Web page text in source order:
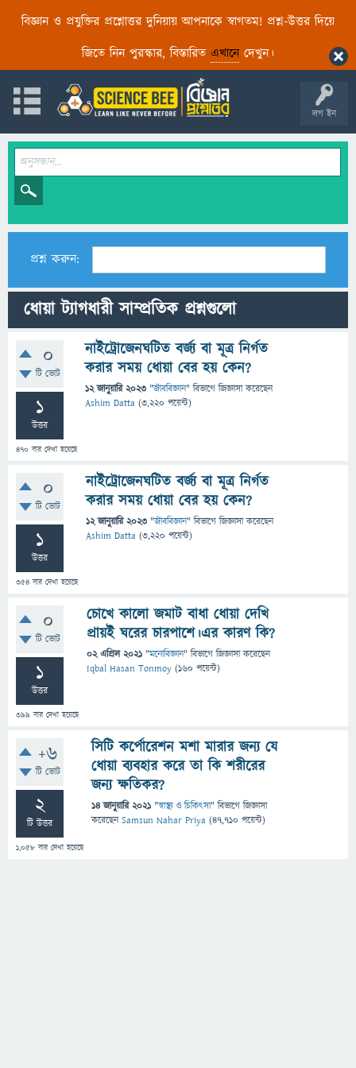
বিজ্ঞান ও প্রযুক্তির প্রশ্নোত্তর দুনিয়ায় আপনাকে স্বাগতম! প্রশ্ন-উত্তর দিয়ে
জিতে নিন পুরস্কার, বিস্তারিত এখানেদেখুন।
লগ ইন
প্রশ্ন করুন:
ধোয়া ট্যাগধারী সাম্প্রতিক প্রশ্নগুলো
0
টি ভোট
1
উত্তর
470 বার দেখা হয়েছে
নাইট্রোজেনঘটিত বর্জ্য বা মূত্র নির্গত
করার সময় ধোয়া বের হয় কেন?
12 জানুয়ারি 2023 "জীববিজ্ঞান" বিভাগে জিজ্ঞাসাকরেছেন
Ashim Datta (3,220 পয়েন্ট)
0
টি ভোট
1
উত্তর
354 বার দেখা হয়েছে
নাইট্রোজেনঘটিত বর্জ্য বা মূত্র নির্গত
করার সময় ধোয়া বের হয় কেন?
12 জানুয়ারি 2023 "জীববিজ্ঞান" বিভাগে জিজ্ঞাসাকরেছেন
Ashim Datta (3,220 পয়েন্ট)
0
টি ভোট
1
উত্তর
399 বার দেখা হয়েছে
চোখে কালো জমাট বাধা ধোয়া দেখি
প্রায়ই ঘরের চারপাশে।এর কারণ কি?
02 এপ্রিল 2021 "মনোবিজ্ঞান" বিভাগে জিজ্ঞাসাকরেছেন
Iqbal Hasan Tonmoy (160 পয়েন্ট)
+6
টি ভোট
2
টি উত্তর
1,058 বার দেখা হয়েছে
সিটি কর্পোরেশন মশা মারার জন্য যে
ধোয়া ব্যবহার করে তা কি শরীরের
জন্য ক্ষতিকর?
14 জানুয়ারি 2021 "স্বাস্থ্য ও চিকিৎসা" বিভাগে জিজ্ঞাসা
করেছেনSamsun Nahar Priya (47,710 পয়েন্ট)